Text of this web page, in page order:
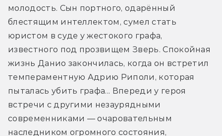
молодость. Сын портного, одарённый
блестящим интеллектом, сумел стать
юристом в суде у жестокого графа,
известного под прозвищем Зверь. Спокойная
жизнь Данио закончилась, когда он встретил
темпераментную Адрию Риполи, которая
пыталась убить графа... Впереди у героя
встречи с другими незаурядными
современниками — очаровательным
наследником огромного состояния,